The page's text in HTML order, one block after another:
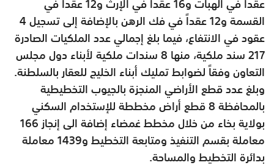
القسمة و12 عقداً في فك الرهن بالإضافة إلى تسجيل 4
عقود في الانتفاع، فيما بلغ إجمالي عدد الملكيات الصادرة
217 سند ملكية، منها 8 سندات ملكية لأبناء دول مجلس
التعاون وفقاً لضوابط تمليك أبناء الخليج للعقار بالسلطنة.
وبلغ عدد قطع الأراضي المنجزة بالجيوب التخطيطية
بالمحافظة 8 قطع أراض مخططة للإستخدام السكني
بولاية بخاء من خلال مخطط غمضاء إضافة الى إنجاز 166
معاملة بقسم التنفيذ ومتابعة التخطيط و1439 معاملة
بدائرة التخطيط والمساحة.